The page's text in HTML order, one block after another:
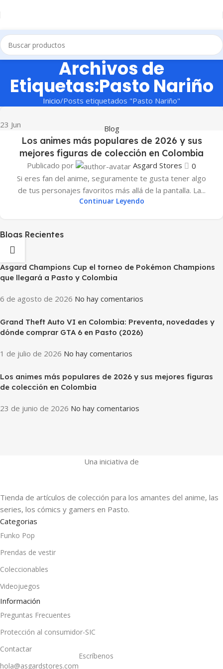
Archivos de
Etiquetas:Pasto Nariño
Inicio Posts etiquetados "Pasto Nariño"
23 Jun Blog
Los animes más populares de 2026 y sus
mejores figuras de colección en Colombia
Publicado por Asgard Stores
0
Si eres fan del anime, seguramente te gusta tener algo
de tus personajes favoritos más allá de la pantalla. La...
Continuar Leyendo
Blogs Recientes
Asgard Champions Cup el torneo de Pokémon Champions
que llegará a Pasto y Colombia
6 de agosto de 2026 No hay comentarios
Grand Theft Auto VI en Colombia: Preventa, novedades y
dónde comprar GTA 6 en Pasto (2026)
1 de julio de 2026 No hay comentarios
Los animes más populares de 2026 y sus mejores figuras
de colección en Colombia
23 de junio de 2026 No hay comentarios
Una iniciativa de
Tienda de artículos de colección para los amantes del anime, las
series, los cómics y gamers en Pasto.
Categorias
Funko Pop
Prendas de vestir
Coleccionables
Videojuegos
Información
Preguntas Frecuentes
Protección al consumidor-SIC
Contactar
hola@asgardstores.com
Escríbenos